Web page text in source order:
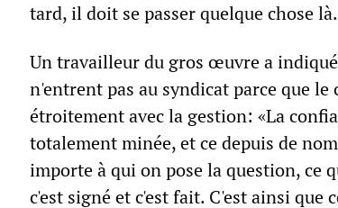
tard, il doit se passer quelque chose
Un travailleur du gros œuvre a
n'entrent pas au syndicat parce que
étroitement avec la gestion: «La
totalement minée, et ce depuis de
importe à qui on pose la question, ce
c'est signé et c'est fait. C'est ainsi